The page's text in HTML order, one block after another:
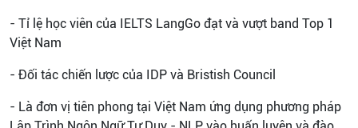
- Tỉ lệ học viên của IELTS LangGo đạt và vượt band Top 1
Việt Nam
- Đối tác chiến lược của IDP và Bristish Council
- Là đơn vị tiên phong tại Việt Nam ứng dụng phương pháp